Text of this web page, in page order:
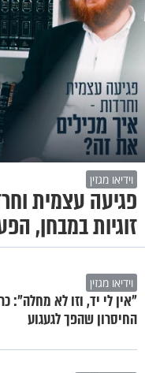
וידיאו מגזין
פגיעה עצמית
זוגיות במבחן,
וידיאו מגזין
"אין לי יד, וזו לא מחלה":
החיסרון שהפך לגעגוע